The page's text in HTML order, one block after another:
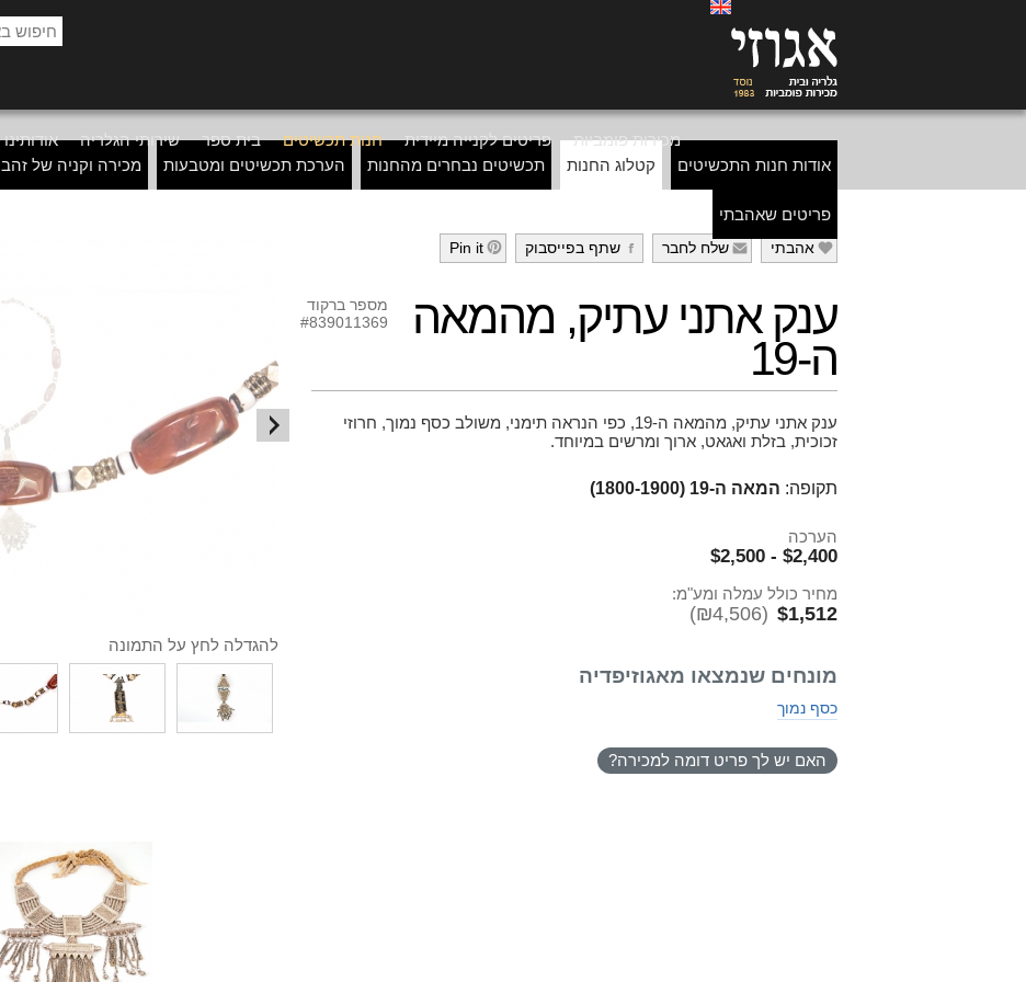
מכירות פומביות פריטים לקנייה מיידית חנות תכשיטים בית ספר שירותי הגלריה אודותינו
אודות חנות התכשיטים
קטלוג החנות תכשיטים נבחרים מהחנות הערכת תכשיטים ומטבעות מכירה וקניה של זהב
פריטים שאהבתי
e אהבתי f שלח לחבר g שתף בפייסבוק h
Pin it
ענק אתני עתיק, מהמאה
ה-19
מספר ברקוד
#839011369
ענק אתני עתיק, מהמאה ה-19, כפי הנראה תימני, משולב כסף נמוך, חרוזי
זכוכית, בזלת ואגאט, ארוך ומרשים במיוחד.
תקופה: המאה ה-19 (1800-1900)
הערכה
$2,400 - $2,500
מחיר כולל עמלה ומע"מ:
$1,512
(₪4,506)
מונחים שנמצאו מאגוזיפדיה
כסף נמוך
האם יש לך פריט דומה למכירה?
להגדלה לחץ על התמונה